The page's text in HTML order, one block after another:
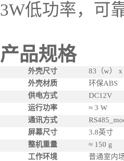
3W低功率，可
产品规格
外壳尺寸 83 （w）
外壳材质
环保ABS
供电方式
DC12V
运行功率
≈ 3 W
通讯方式
屏幕尺寸
3.8英寸
整机重量
≈ 150 g
工作环境
普通室内